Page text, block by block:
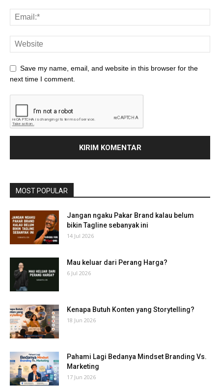
Save my name, email, and website in this browser for the
next time I comment.
MOST POPULAR
Jangan ngaku Pakar Brand kalau belum
bikin Tagline sebanyak ini
14 Jul 2026
Mau keluar dari Perang Harga?
6 Jul 2026
Kenapa Butuh Konten yang Storytelling?
18 Jun 2026
Pahami Lagi Bedanya Mindset Branding Vs.
Marketing
17 Jun 2026